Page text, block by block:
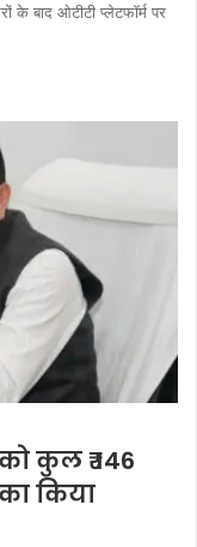
के बाद ओटीटी प्लेटफॉर्म पर
कुल ₹ 146
किया